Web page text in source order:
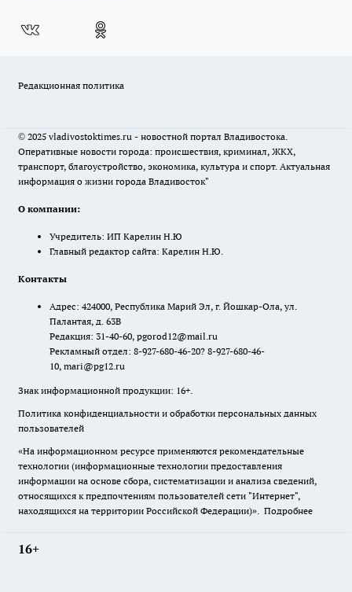
Редакционная политика
© 2025 vladivostoktimes.ru - новостной портал Владивостока.
Оперативные новости города: происшествия, криминал, ЖКХ,
транспорт, благоустройство, экономика, культура и спорт. Актуальная
информация о жизни города Владивосток"
О компании:
Учредитель: ИП Карелин Н.Ю
Главный редактор сайта: Карелин Н.Ю.
Контакты
Адрес: 424000, Республика Марий Эл, г. Йошкар-Ола, ул.
Палантая, д. 63В
Редакция: 31-40-60, pgorod12@mail.ru
Рекламный отдел: 8-927-680-46-20? 8-927-680-46-
10, mari@pg12.ru
Знак информационной продукции: 16+.
Политика конфиденциальности и обработки персональных данных
пользователей
«На информационном ресурсе применяются рекомендательные
технологии (информационные технологии предоставления
информации на основе сбора, систематизации и анализа сведений,
относящихся к предпочтениям пользователей сети "Интернет",
находящихся на территории Российской Федерации)». Подробнее
16+